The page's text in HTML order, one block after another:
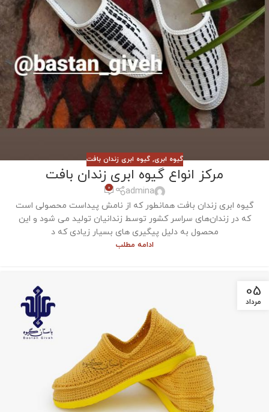
گیوه ابری,گیوه ابری زندان بافت
مرکز انواع گیوه ابری زندان بافت
admina
0
گیوه ابری زندان بافت همانطور که از نامش پیداست محصولی است
که در زندان‌های سراسر کشور توسط زندانیان تولید می شود و این
محصول به دلیل پیگیری های بسیار زیادی که د
ادامه مطلب
05
مرداد